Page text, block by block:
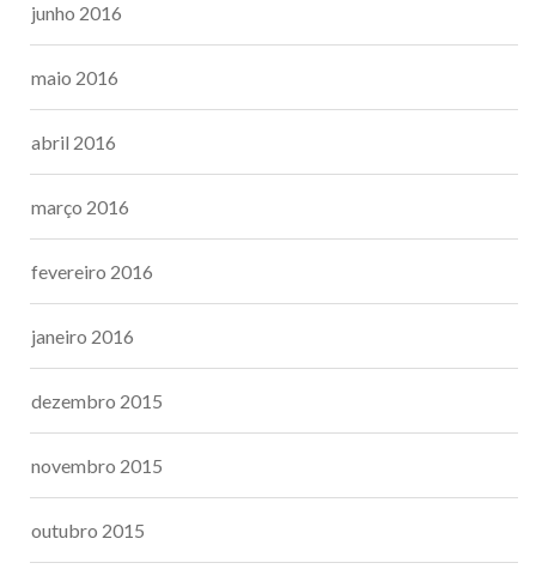
junho 2016
maio 2016
abril 2016
março 2016
fevereiro 2016
janeiro 2016
dezembro 2015
novembro 2015
outubro 2015